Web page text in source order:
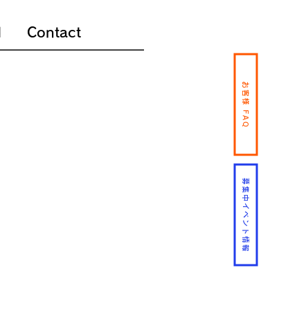
募集中イベント情報
お客様 FAQ
Contact